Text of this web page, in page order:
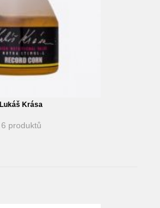
Lukáš Krása
6 produktů